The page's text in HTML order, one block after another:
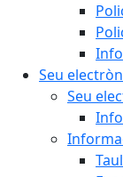
Seu
Seu